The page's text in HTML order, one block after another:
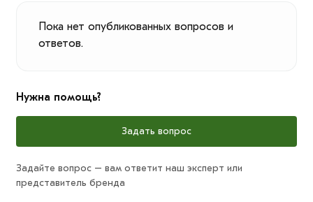
Пока нет опубликованных вопросов и
ответов.
Нужна помощь?
Задать вопрос
Задайте вопрос – вам ответит наш эксперт или
представитель бренда